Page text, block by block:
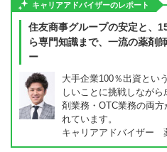
キャリアアドバイザーのレポート
住友商事グループの安定と、
ら専門知識まで、一流の薬剤
ー
大手企業100％出資とい
しいことに挑戦しなが
剤業務・OTC業務の両
れています。
キャリアアドバイザー